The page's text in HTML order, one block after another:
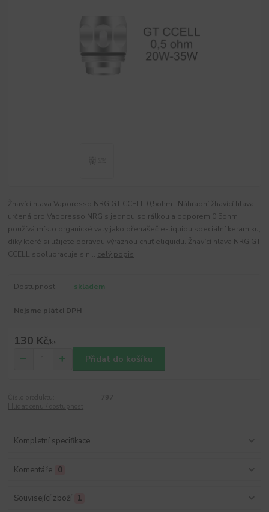
Žhavící hlava Vaporesso NRG GT CCELL 0,5ohm Náhradní žhavící hlava
určená pro Vaporesso NRG s jednou spirálkou a odporem 0,5ohm
používá místo organické vaty jako přenašeč e-liquidu speciální keramiku,
díky které si užijete opravdu výraznou chuť eliquidu. Žhavící hlava NRG GT
CCELL spolupracuje s n... celý popis
Dostupnost skladem
Nejsme plátci DPH
130 Kč/ks
Přidat do košíku
Kompletní specifikace
Komentáře 0
Související zboží 1